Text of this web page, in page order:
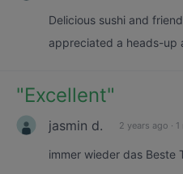
Delicious sushi and
appreciated a heads-up
"Excellent"
jasmin d. 2 years ago · 1
immer wieder das Beste